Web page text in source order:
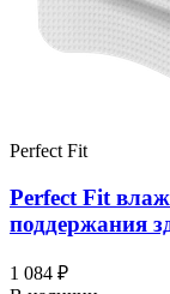
Perfect Fit
Perfect Fit
поддержания
1 084 ₽